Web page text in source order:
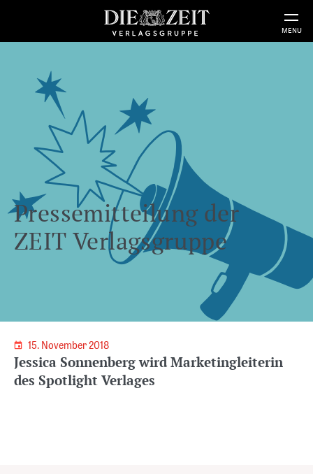
MENU
Pressemitteilung der
ZEIT Verlagsgruppe
15. November 2018
Jessica Sonnenberg wird Marketingleiterin
des Spotlight Verlages